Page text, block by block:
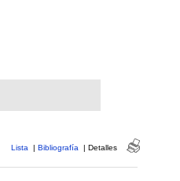
Lista | Bibliografía | Detalles